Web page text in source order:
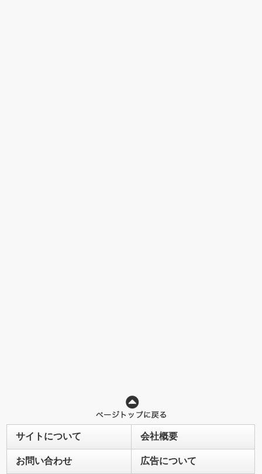
サイトについて 会社概要
お問い合わせ 広告について